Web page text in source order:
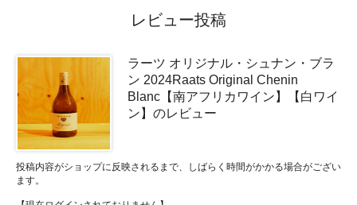
レビュー投稿
ラーツ オリジナル・シュナン・ブラ
ン 2024Raats Original Chenin
Blanc【南アフリカワイン】【白ワイ
ン】のレビュー
投稿内容がショップに反映されるまで、しばらく時間がかかる場合がござい
ます。